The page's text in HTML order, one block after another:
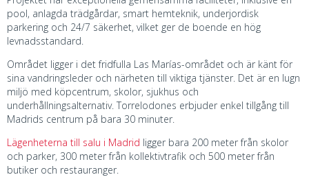
pool, anlagda trädgårdar, smart hemteknik, underjordisk
parkering och 24/7 säkerhet, vilket ger de boende en hög
levnadsstandard.
Området ligger i det fridfulla Las Marías-området och är känt för
sina vandringsleder och närheten till viktiga tjänster. Det är en lugn
miljö med köpcentrum, skolor, sjukhus och
underhållningsalternativ. Torrelodones erbjuder enkel tillgång till
Madrids centrum på bara 30 minuter.
Lägenheterna till salu i Madrid ligger bara 200 meter från skolor
och parker, 300 meter från kollektivtrafik och 500 meter från
butiker och restauranger.